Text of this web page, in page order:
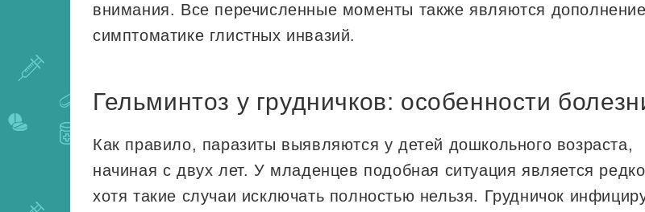
внимания. Все перечисленные моменты также являются
симптоматике глистных инвазий.
Гельминтоз у грудничков: особенности
Как правило, паразиты выявляются у детей дошкольного возраста,
начиная с двух лет. У младенцев подобная ситуация является
хотя такие случаи исключать полностью нельзя. Грудничок